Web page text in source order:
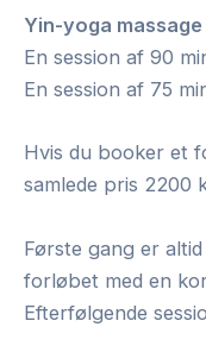
Yin-yoga
En session af 90
En session af 75
Hvis du booker et
samlede pris 2200
Første gang er
forløbet med en
Efterfølgende